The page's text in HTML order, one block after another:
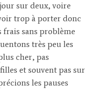
sur deux, voire
trop à porter donc
frais sans problème
très peu les
cher, pas
et souvent pas sur
les pauses